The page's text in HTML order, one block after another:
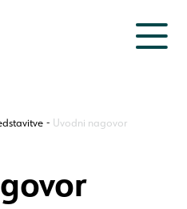
Uvodni nagovor